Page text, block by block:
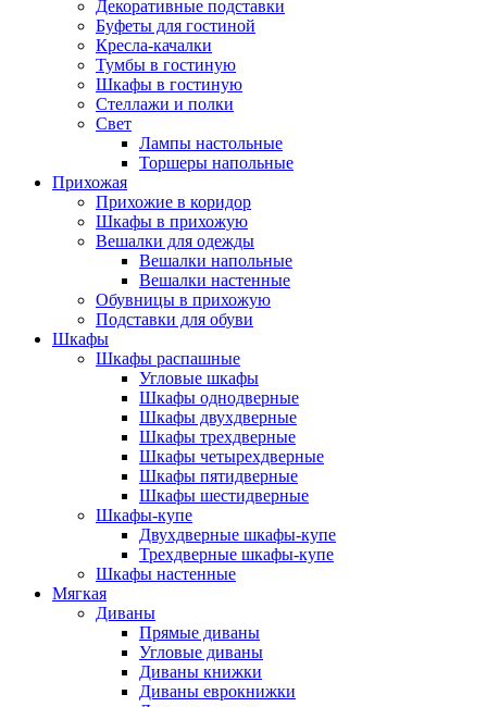
Декоративные подставки
Буфеты для гостиной
Кресла-качалки
Тумбы в гостиную
Шкафы в гостиную
Стеллажи и полки
Свет
Лампы настольные
Торшеры напольные
Прихожая
Прихожие в коридор
Шкафы в прихожую
Вешалки для одежды
Вешалки напольные
Вешалки настенные
Обувницы в прихожую
Подставки для обуви
Шкафы
Шкафы распашные
Угловые шкафы
Шкафы однодверные
Шкафы двухдверные
Шкафы трехдверные
Шкафы четырехдверные
Шкафы пятидверные
Шкафы шестидверные
Шкафы-купе
Двухдверные шкафы-купе
Трехдверные шкафы-купе
Шкафы настенные
Мягкая
Диваны
Прямые диваны
Угловые диваны
Диваны книжки
Диваны еврокнижки